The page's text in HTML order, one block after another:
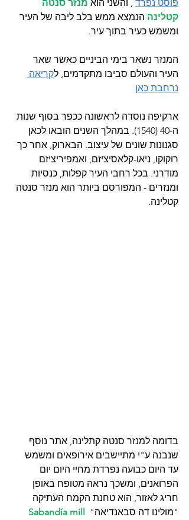
פוסט נפרד , והשני הוא מנזר סנטה
קטלינה הנמצא ממש בלב ליבה של העיר
ומשמש כעיר בתוך עיר.
המנזר נשאר בימי הביניים כאשר שאר
העיר והעולם סביבו מתקדמים, לקריאה
נרחבת כאן
ארקיפה נוסדה לראשונה ככפר בסוף שנות
ה-40 (1540). במהלך השנים הובאו לכאן
סגנונות שונים של עיצוב. הבארוק, אחר כך
רוקוקו, ניאו-קלאסיציזם, ואמפיריציזם
מודרני. בכל רחבי העיר קפלות, כנסיות
ומנזרים - המפורסם ביותר הוא מנזר סנטה
קטלינה.
בדומה למנזר סנטה קתלינה, אתר נוסף
שנבנה ע"י מתיישבים אירופאים ומשמש
עד היום כבועה נפרדת מחיי היום יום
הפרואנים, ומשכך נראה מטופח באופן
חריג לאזור, הוא טחנת הקמח העתיקה
"מולינו דה סבאנדיאה" Sabandía mill